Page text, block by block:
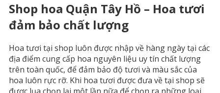
Shop hoa Quận Tây Hồ – Hoa tươi
đảm bảo chất lượng
Hoa tươi tại shop luôn được nhập về hàng ngày tại các
địa điểm cung cấp hoa nguyên liệu uy tín chất lượng
trên toàn quốc, để đảm bảo độ tươi và màu sắc của
hoa luôn rực rỡ. Khi hoa tươi được đưa về tại shop sẽ